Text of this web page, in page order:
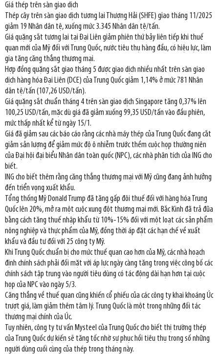
Giá thép trên sàn giao dịch
Thép cây trên sàn giao dịch tương lai Thượng Hải (SHFE) giao tháng 11/2025
giảm 19 Nhân dân tệ, xuống mức 3.345 Nhân dân tệ/tấn.
Giá quặng sắt tương lai tại Đại Liên giảm phiên thứ bảy liên tiếp khi thuế
quan mới của Mỹ đối với Trung Quốc, nước tiêu thụ hàng đầu, có hiệu lực, làm
gia tăng căng thẳng thương mại.
Hợp đồng quặng sắt giao tháng 5 được giao dịch nhiều nhất trên sàn giao
dịch hàng hóa Đại Liên (DCE) của Trung Quốc giảm 1,14% ở mức 781 Nhân
dân tệ/tấn (107,26 USD/tấn).
Giá quặng sắt chuẩn tháng 4 trên sàn giao dịch Singapore tăng 0,37% lên
100,25 USD/tấn, mặc dù giá đã giảm xuống 99,35 USD/tấn vào đầu phiên,
mức thấp nhất kể từ ngày 15/1.
Giá đã giảm sau các báo cáo rằng các nhà máy thép của Trung Quốc đang cắt
giảm sản lượng để giảm mức độ ô nhiễm trước thềm cuộc họp thường niên
của Đại hội đại biểu Nhân dân toàn quốc (NPC), các nhà phân tích của ING cho
biết.
ING cho biết thêm rằng căng thẳng thương mại với Mỹ cũng đang ảnh hưởng
đến triển vọng xuất khẩu.
Tổng thống Mỹ Donald Trump đã tăng gấp đôi thuế đối với hàng hóa Trung
Quốc lên 20%, mở ra một cuộc xung đột thương mại mới. Bắc Kinh đã trả đũa
bằng cách tăng thuế nhập khẩu từ 10%-15% đối với một loạt các sản phẩm
nông nghiệp và thực phẩm của Mỹ, đồng thời áp đặt các hạn chế về xuất
khẩu và đầu tư đối với 25 công ty Mỹ.
Khi Trung Quốc chuẩn bị cho mức thuế quan cao hơn của Mỹ, các nhà hoạch
định chính sách phải đối mặt với áp lực ngày càng tăng trong việc công bố các
chính sách tập trung vào người tiêu dùng có tác động dài hạn hơn tại cuộc
họp của NPC vào ngày 5/3.
Căng thẳng về thuế quan cũng khiến cổ phiếu của các công ty khai khoáng Úc
trượt giá, làm giảm thêm tâm lý. Trung Quốc là một trong những đối tác
thương mại chính của Úc.
Tuy nhiên, công ty tư vấn Mysteel của Trung Quốc cho biết thị trường thép
của Trung Quốc dự kiến sẽ tăng tốc nhờ sự phục hồi tiêu thụ trong số những
người dùng cuối cùng của thép trong tháng này.